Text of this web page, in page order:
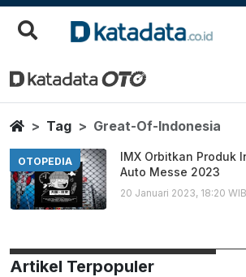
Great Of Indonesia
Berita Terbaru
HomeTag Great-Of-Indonesia
OTOPEDIA
IMX Orbitkan Produk
Auto Messe 2023
20 Januari 2023, 18:20 WIB
Artikel Terpopuler